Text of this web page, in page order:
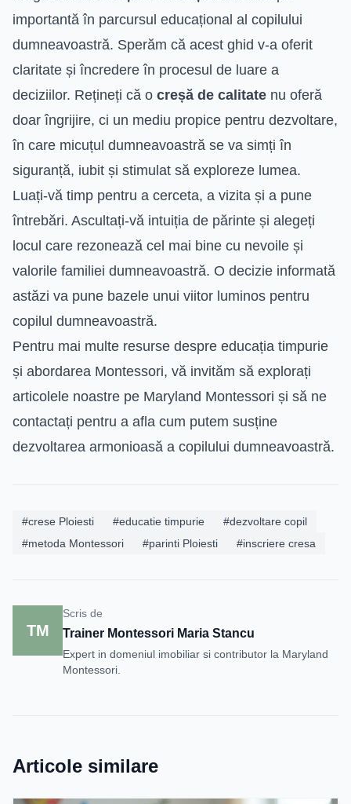
importantă în parcursul educațional al copilului
dumneavoastră. Sperăm că acest ghid v-a oferit
claritate și încredere în procesul de luare a
deciziilor. Rețineți că o creșă de calitate nu oferă
doar îngrijire, ci un mediu propice pentru dezvoltare,
în care micuțul dumneavoastră se va simți în
siguranță, iubit și stimulat să exploreze lumea.
Luați-vă timp pentru a cerceta, a vizita și a pune
întrebări. Ascultați-vă intuiția de părinte și alegeți
locul care rezonează cel mai bine cu nevoile și
valorile familiei dumneavoastră. O decizie informată
astăzi va pune bazele unui viitor luminos pentru
copilul dumneavoastră.
Pentru mai multe resurse despre educația timpurie
și abordarea Montessori, vă invităm să explorați
articolele noastre pe Maryland Montessori și să ne
contactați pentru a afla cum putem susține
dezvoltarea armonioasă a copilului dumneavoastră.
#crese Ploiesti #educatie timpurie
#dezvoltare copil
#metoda Montessori
#parinti Ploiesti #inscriere cresa
TM
Scris de
Trainer Montessori Maria Stancu
Expert in domeniul imobiliar si contributor la Maryland
Montessori.
Articole similare